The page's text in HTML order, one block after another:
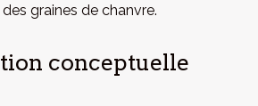
graines de chanvre.
conceptuelle